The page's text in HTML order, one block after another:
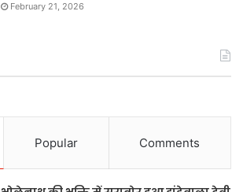
February 21, 2026
Popular Comments